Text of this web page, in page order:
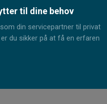
til dine behov
din servicepartner til privat
du sikker på at få en erfaren